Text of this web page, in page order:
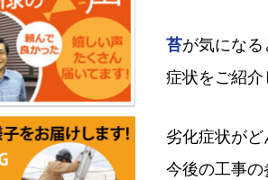
苔が気になる
症状をご紹介
劣化症状が
今後の工事